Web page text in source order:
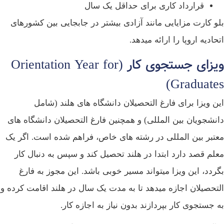
قرارداد کاری برای حداقل یک سال
کارت مزایایی مانند آزادی بیشتر در جابجایی بین کشورهای
اروپا را ارائه میدهد.
ویزای جستجوی کار (Orientation Year for
ویزا برای فارغ‌ التحصیلان دانشگاه‌ های هلند (شامل
بین‌ المللی) و همچنین فارغ‌ التحصیلان دانشگاه‌ های
بین‌ المللی در رشته‌ های خاص، فراهم شده است. اگر یک
قصد دارد ابتدا در هلند تحصیل کند و سپس به دنبال کار
این ویزا میتواند مسیر خوبی باشد. این مجوز به فارغ‌
اجازه میدهد تا به مدت یک سال در هلند اقامت کرده و
جستجوی کار بپردازند بدون نیاز به اجازه کار.